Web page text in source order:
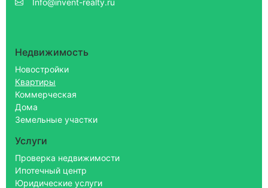
Недвижимость
Новостройки
Квартиры
Коммерческая
Дома
Земельные участки
Услуги
Проверка недвижимости
Ипотечный центр
Юридические услуги